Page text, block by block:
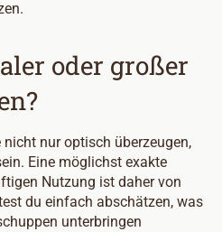
oder großer
nur optisch überzeugen,
Eine möglichst exakte
Nutzung ist daher von
du einfach abschätzen, was
unterbringen